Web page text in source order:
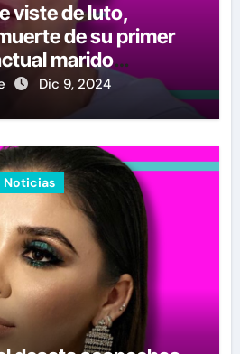
viste de luto,
de su primer
marido
noticiaDic 9, 2024
Noticias